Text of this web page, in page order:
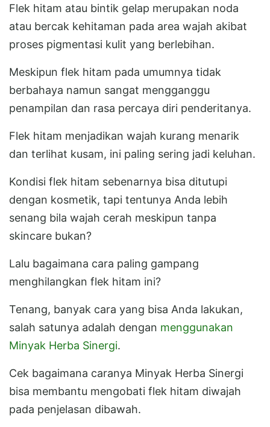
Flek hitam atau bintik gelap merupakan noda
atau bercak kehitaman pada area wajah akibat
proses pigmentasi kulit yang berlebihan.
Meskipun flek hitam pada umumnya tidak
berbahaya namun sangat mengganggu
penampilan dan rasa percaya diri penderitanya.
Flek hitam menjadikan wajah kurang menarik
dan terlihat kusam, ini paling sering jadi keluhan.
Kondisi flek hitam sebenarnya bisa ditutupi
dengan kosmetik, tapi tentunya Anda lebih
senang bila wajah cerah meskipun tanpa
skincare bukan?
Lalu bagaimana cara paling gampang
menghilangkan flek hitam ini?
Tenang, banyak cara yang bisa Anda lakukan,
salah satunya adalah dengan menggunakan
Minyak Herba Sinergi.
Cek bagaimana caranya Minyak Herba Sinergi
bisa membantu mengobati flek hitam diwajah
pada penjelasan dibawah.